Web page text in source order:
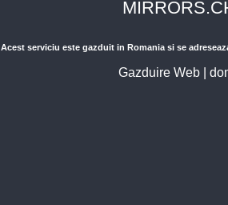
Acest serviciu este gazduit in Romania si se
Gazduire Web|